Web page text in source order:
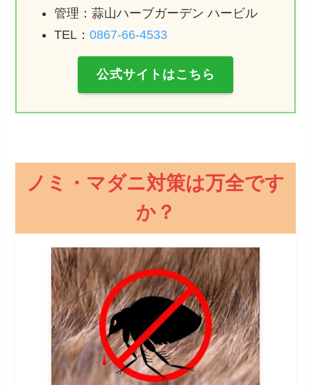
管理：蒜山ハーブガーデン ハービル
TEL：0867-66-4533
公式サイトはこちら
ノミ・マダニ対策は万全です
か？